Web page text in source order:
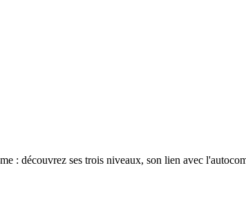
découvrez ses trois niveaux, son lien avec